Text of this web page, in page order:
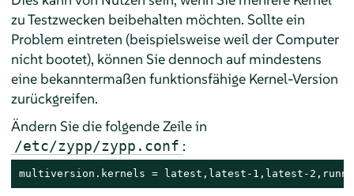
zu Testzwecken beibehalten möchten. Sollte ein
Problem eintreten (beispielsweise weil der Computer
nicht bootet), können Sie dennoch auf mindestens
eine bekanntermaßen funktionsfähige Kernel-Version
zurückgreifen.
Ändern Sie die folgende Zeile in
/etc/zypp/zypp.conf :
multiversion.kernels = latest,latest-1,latest-